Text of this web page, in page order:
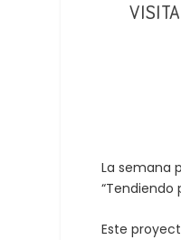
La semana
“Tendiendo
Este